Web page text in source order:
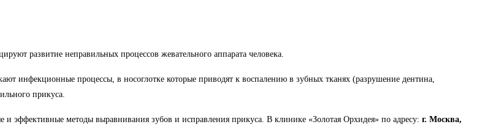
развитие неправильных процессов жевательного аппарата человека.
инфекционные процессы, в носоглотке которые приводят к воспалению в зубных тканях (разрушение дентина,
прикуса.
эффективные методы выравнивания зубов и исправления прикуса. В клинике «Золотая Орхидея» по адресу: г. Москва,